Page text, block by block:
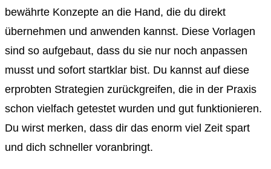
bewährte Konzepte an die Hand, die du direkt
übernehmen und anwenden kannst. Diese Vorlagen
sind so aufgebaut, dass du sie nur noch anpassen
musst und sofort startklar bist. Du kannst auf diese
erprobten Strategien zurückgreifen, die in der Praxis
schon vielfach getestet wurden und gut funktionieren.
Du wirst merken, dass dir das enorm viel Zeit spart
und dich schneller voranbringt.